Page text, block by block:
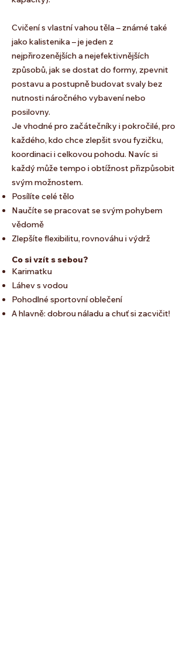
Cvičení s vlastní vahou těla – známé také
jako kalistenika – je jeden z
nejpřirozenějších a nejefektivnějších
způsobů, jak se dostat do formy, zpevnit
postavu a postupně budovat svaly bez
nutnosti náročného vybavení nebo
posilovny.
Je vhodné pro začátečníky i pokročilé, pro
každého, kdo chce zlepšit svou fyzičku,
koordinaci i celkovou pohodu. Navíc si
každý může tempo i obtížnost přizpůsobit
svým možnostem.
Posílíte celé tělo
Naučíte se pracovat se svým pohybem
vědomě
Zlepšíte flexibilitu, rovnováhu i výdrž
Co si vzít s sebou?
Karimatku
Láhev s vodou
Pohodlné sportovní oblečení
A hlavně: dobrou náladu a chuť si zacvičit!